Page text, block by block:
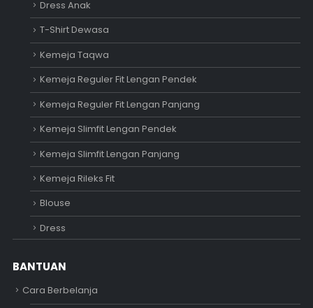
Dress Anak
T-Shirt Dewasa
Kemeja Taqwa
Kemeja Reguler Fit Lengan Pendek
Kemeja Reguler Fit Lengan Panjang
Kemeja Slimfit Lengan Pendek
Kemeja Slimfit Lengan Panjang
Kemeja Rileks Fit
Blouse
Dress
BANTUAN
Cara Berbelanja